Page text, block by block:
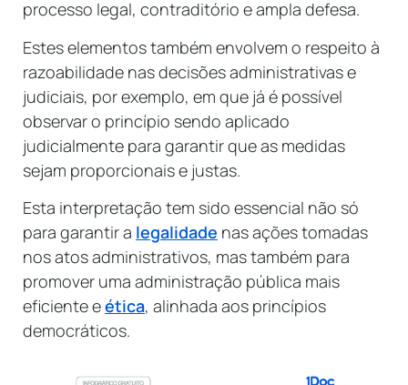
processo legal, contraditório e ampla defesa.
Estes elementos também envolvem o respeito à
razoabilidade nas decisões administrativas e
judiciais, por exemplo, em que já é possível
observar o princípio sendo aplicado
judicialmente para garantir que as medidas
sejam proporcionais e justas.
Esta interpretação tem sido essencial não só
para garantir a legalidade nas ações tomadas
nos atos administrativos, mas também para
promover uma administração pública mais
eficiente eética, alinhada aos princípios
democráticos.